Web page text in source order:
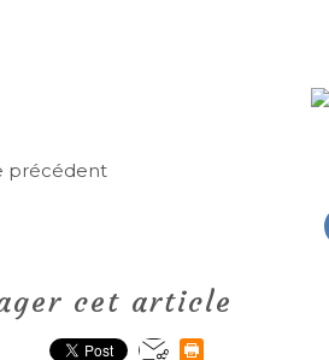
précédent
cet article